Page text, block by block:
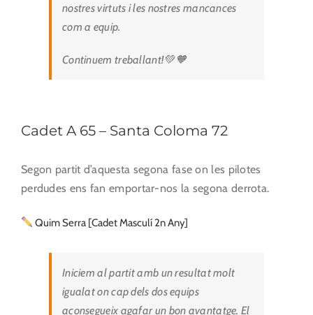
nostres virtuts i les nostres mancances
com a equip.
Continuem treballant!💚🧡
Cadet A 65 – Santa Coloma 72
Segon partit d’aquesta segona fase on les pilotes
perdudes ens fan emportar-nos la segona derrota.
Quim Serra [Cadet Masculí 2n Any]
Iniciem al partit amb un resultat molt
igualat on cap dels dos equips
aconsegueix agafar un bon avantatge. El